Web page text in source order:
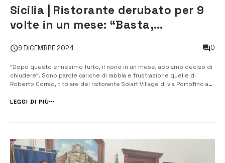
Sicilia | Ristorante derubato per 9
volte in un mese: “Basta,
9 DICEMBRE 2024 0
“Dopo questo ennesimo furto, il nono in un mese, abbiamo deciso di
chiudere”. Sono parole cariche di rabbia e frustrazione quelle di
Roberto Corrao, titolare del ristorante Solart Village di via Portofino a
quest’anno. L’ultimo episodio,...
LEGGI DI PIÙ